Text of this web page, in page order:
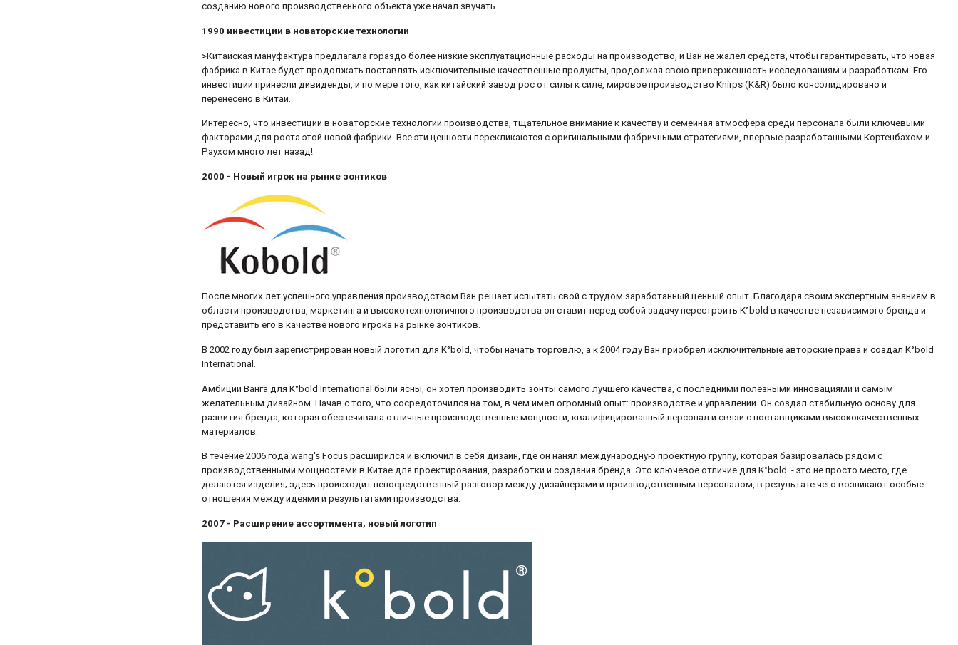
созданию нового производственного объекта уже начал звучать.
1990 инвестиции в новаторские технологии
>Китайская мануфактура предлагала гораздо более низкие эксплуатационные расходы на производство, и Ван не жалел средств, чтобы гарантировать, что новая
фабрика в Китае будет продолжать поставлять исключительные качественные продукты, продолжая свою приверженность исследованиям и разработкам. Его
инвестиции принесли дивиденды, и по мере того, как китайский завод рос от силы к силе, мировое производство Knirps (K&R) было консолидировано и
перенесено в Китай.
Интересно, что инвестиции в новаторские технологии производства, тщательное внимание к качеству и семейная атмосфера среди персонала были ключевыми
факторами для роста этой новой фабрики. Все эти ценности перекликаются с оригинальными фабричными стратегиями, впервые разработанными Кортенбахом и
Раухом много лет назад!
2000 - Новый игрок на рынке зонтиков
После многих лет успешного управления производством Ван решает испытать свой с трудом заработанный ценный опыт. Благодаря своим экспертным знаниям в
области производства, маркетинга и высокотехнологичного производства он ставит перед собой задачу перестроить K°bold в качестве независимого бренда и
представить его в качестве нового игрока на рынке зонтиков.
В 2002 году был зарегистрирован новый логотип для K°bold, чтобы начать торговлю, а к 2004 году Ван приобрел исключительные авторские права и создал K°bold
International.
Амбиции Ванга для K°bold International были ясны, он хотел производить зонты самого лучшего качества, с последними полезными инновациями и самым
желательным дизайном. Начав с того, что сосредоточился на том, в чем имел огромный опыт: производстве и управлении. Он создал стабильную основу для
развития бренда, которая обеспечивала отличные производственные мощности, квалифицированный персонал и связи с поставщиками высококачественных
материалов.
В течение 2006 года wang's Focus расширился и включил в себя дизайн, где он нанял международную проектную группу, которая базировалась рядом с
производственными мощностями в Китае для проектирования, разработки и создания бренда. Это ключевое отличие для K°bold - это не просто место, где
делаются изделия; здесь происходит непосредственный разговор между дизайнерами и производственным персоналом, в результате чего возникают особые
отношения между идеями и результатами производства.
2007 - Расширение ассортимента, новый логотип